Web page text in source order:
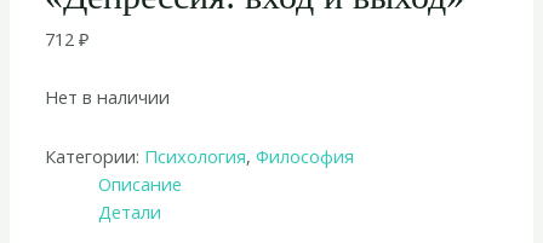
712₽
Нет в наличии
Категории: Психология,Философия
Описание
Детали